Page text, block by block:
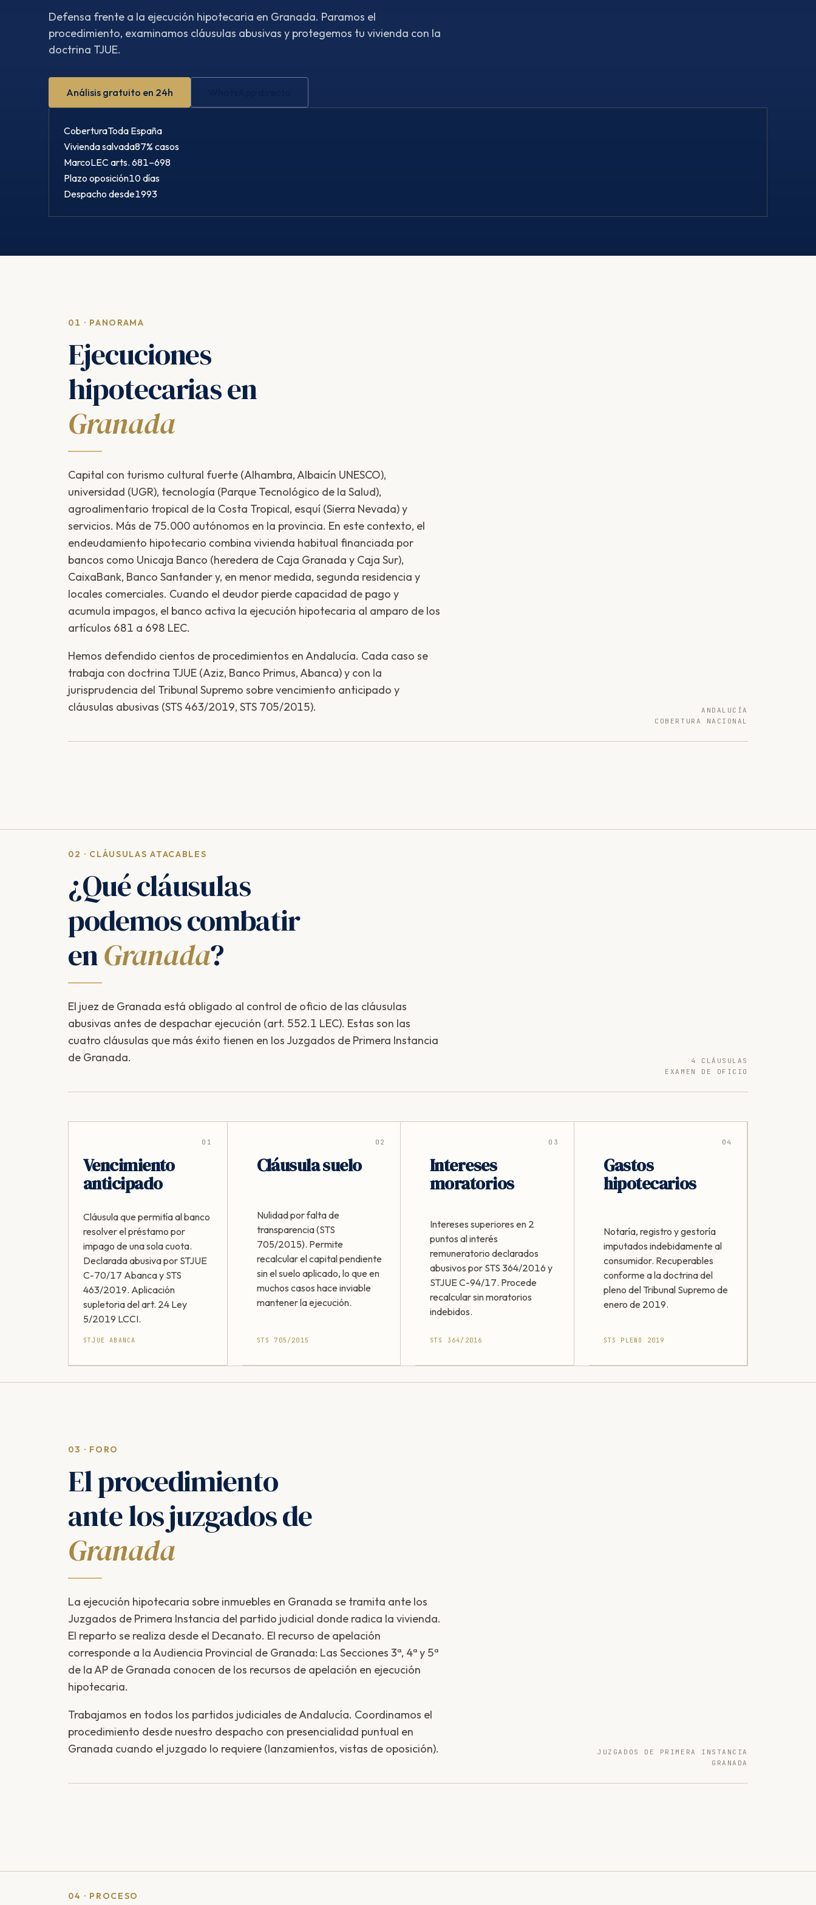
Defensa frente a la ejecución hipotecaria en Granada. Paramos el
procedimiento, examinamos cláusulas abusivas y protegemos tu vivienda con la
doctrina TJUE.
Análisis gratuito en 24h
CoberturaToda España
Vivienda salvada87% casos
MarcoLEC arts. 681–698
Plazo oposición10 días
Despacho desde1993
01 · PANORAMA
Ejecuciones
hipotecarias en
Granada
Capital con turismo cultural fuerte (Alhambra, Albaicín UNESCO),
universidad (UGR), tecnología (Parque Tecnológico de la Salud),
agroalimentario tropical de la Costa Tropical, esquí (Sierra Nevada) y
servicios. Más de 75.000 autónomos en la provincia. En este contexto, el
endeudamiento hipotecario combina vivienda habitual financiada por
bancos como Unicaja Banco (heredera de Caja Granada y Caja Sur),
CaixaBank, Banco Santander y, en menor medida, segunda residencia y
locales comerciales. Cuando el deudor pierde capacidad de pago y
acumula impagos, el banco activa la ejecución hipotecaria al amparo de los
artículos 681 a 698 LEC.
Hemos defendido cientos de procedimientos en Andalucía. Cada caso se
trabaja con doctrina TJUE (Aziz, Banco Primus, Abanca) y con la
jurisprudencia del Tribunal Supremo sobre vencimiento anticipado y
cláusulas abusivas (STS 463/2019, STS 705/2015).
ANDALUCÍA
COBERTURA NACIONAL
02 · CLÁUSULAS ATACABLES
¿Qué cláusulas
podemos combatir
enGranada?
El juez de Granada está obligado al control de oficio de las cláusulas
abusivas antes de despachar ejecución (art. 552.1 LEC). Estas son las
cuatro cláusulas que más éxito tienen en los Juzgados de Primera Instancia
de Granada.
4 CLÁUSULAS
EXAMEN DE OFICIO
01
Vencimiento
anticipado
Cláusula que permitía al banco
resolver el préstamo por
impago de una sola cuota.
Declarada abusiva por STJUE
C-70/17 Abanca y STS
463/2019. Aplicación
supletoria del art. 24 Ley
5/2019 LCCI.
STJUE ABANCA
02
Cláusula suelo
Nulidad por falta de
transparencia (STS
705/2015). Permite
recalcular el capital pendiente
sin el suelo aplicado, lo que en
muchos casos hace inviable
mantener la ejecución.
STS 705/2015
03
Intereses
moratorios
Intereses superiores en 2
puntos al interés
remuneratorio declarados
abusivos por STS 364/2016 y
STJUE C-94/17. Procede
recalcular sin moratorios
indebidos.
STS 364/2016
04
Gastos
hipotecarios
Notaría, registro y gestoría
imputados indebidamente al
consumidor. Recuperables
conforme a la doctrina del
pleno del Tribunal Supremo de
enero de 2019.
STS PLENO 2019
03 · FORO
El procedimiento
ante los juzgados de
Granada
La ejecución hipotecaria sobre inmuebles en Granada se tramita ante los
Juzgados de Primera Instancia del partido judicial donde radica la vivienda.
El reparto se realiza desde el Decanato. El recurso de apelación
corresponde a la Audiencia Provincial de Granada: Las Secciones 3ª, 4ª y 5ª
de la AP de Granada conocen de los recursos de apelación en ejecución
hipotecaria.
Trabajamos en todos los partidos judiciales de Andalucía. Coordinamos el
procedimiento desde nuestro despacho con presencialidad puntual en
Granada cuando el juzgado lo requiere (lanzamientos, vistas de oposición).
JUZGADOS DE PRIMERA INSTANCIA
GRANADA
04 · PROCESO